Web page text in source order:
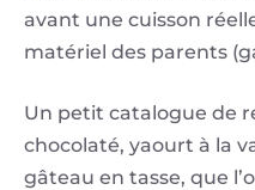
avant une cuisson
matériel des parents
Un petit catalogue de
chocolaté, yaourt à la
gâteau en tasse, que